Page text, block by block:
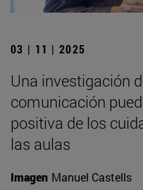
03 | 11 | 2025
Una investigación
comunicación
positiva de los
las aulas
Imagen Manuel Castells